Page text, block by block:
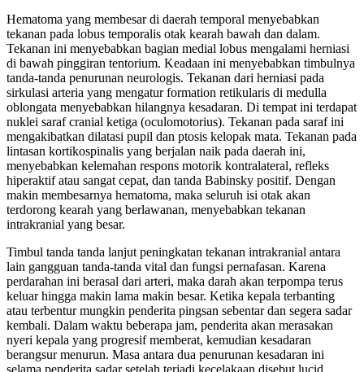
Hematoma yang membesar di daerah temporal menyebabkan
tekanan pada lobus temporalis otak kearah bawah dan dalam.
Tekanan ini menyebabkan bagian medial lobus mengalami herniasi
di bawah pinggiran tentorium. Keadaan ini menyebabkan timbulnya
tanda-tanda penurunan neurologis. Tekanan dari herniasi pada
sirkulasi arteria yang mengatur formation retikularis di medulla
oblongata menyebabkan hilangnya kesadaran. Di tempat ini terdapat
nuklei saraf cranial ketiga (oculomotorius). Tekanan pada saraf ini
mengakibatkan dilatasi pupil dan ptosis kelopak mata. Tekanan pada
lintasan kortikospinalis yang berjalan naik pada daerah ini,
menyebabkan kelemahan respons motorik kontralateral, refleks
hiperaktif atau sangat cepat, dan tanda Babinsky positif. Dengan
makin membesarnya hematoma, maka seluruh isi otak akan
terdorong kearah yang berlawanan, menyebabkan tekanan
intrakranial yang besar.
Timbul tanda tanda lanjut peningkatan tekanan intrakranial antara
lain gangguan tanda-tanda vital dan fungsi pernafasan. Karena
perdarahan ini berasal dari arteri, maka darah akan terpompa terus
keluar hingga makin lama makin besar. Ketika kepala terbanting
atau terbentur mungkin penderita pingsan sebentar dan segera sadar
kembali. Dalam waktu beberapa jam, penderita akan merasakan
nyeri kepala yang progresif memberat, kemudian kesadaran
berangsur menurun. Masa antara dua penurunan kesadaran ini
selama penderita sadar setelah terjadi kecelakaan disebut lucid